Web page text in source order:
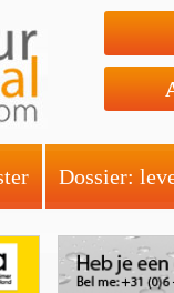
Dossier: